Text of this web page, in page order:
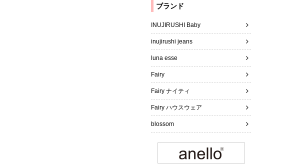
ブランド
INUJIRUSHI Baby
inujirushi jeans
luna esse
Fairy
Fairy ナイティ
Fairy ハウスウェア
blossom